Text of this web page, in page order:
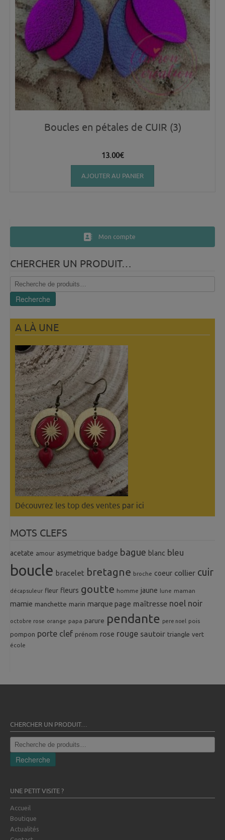
Boucles en pétales de CUIR (3)
13.00€
AJOUTER AU PANIER
Mon compte
CHERCHER UN PRODUIT…
Recherche
pour :
Recherche
A LÀ UNE
Découvrez les top des ventes par ici
MOTS CLEFS
acetate amour asymetrique badge bague blanc bleu
boucle bracelet bretagne broche coeur collier cuir
décapsuleur fleur fleurs goutte homme jaune lune maman
mamie manchette marin marque page maîtresse noel noir
octobre rose orange papa parure pendante pere noel pois
pompon porte clef prénom rose rouge sautoir triangle vert
école
CHERCHER UN PRODUIT…
Recherche
pour :
Recherche
UNE PETIT VISITE ?
Accueil
Boutique
Actualités